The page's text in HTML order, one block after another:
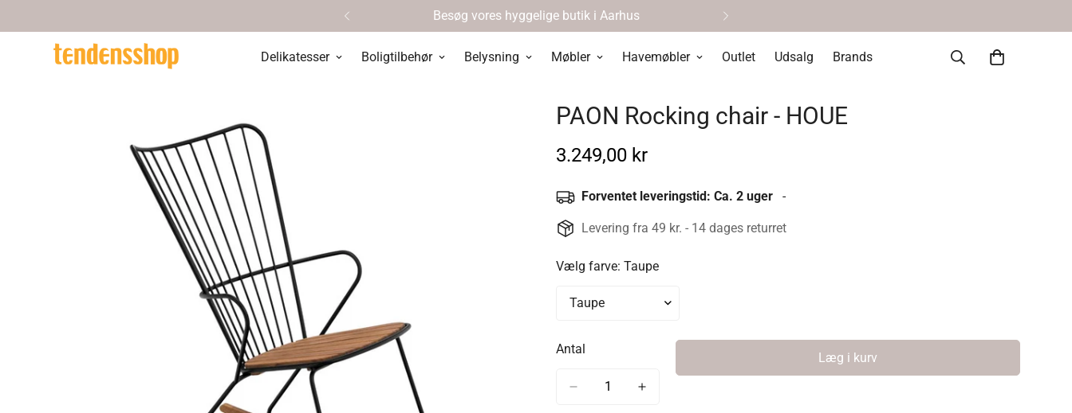
Besøg vores hyggelige butik i Aarhus
Delikatesser Boligtilbehør Belysning Møbler Havemøbler Outlet Udsalg Brands
PAON Rocking chair - HOUE
Normal
3.249,00 kr
Forventet leveringstid: Ca. 2 uger -
Levering fra 49 kr. - 14 dages returret
Vælg farve: Taupe
Antal
Læg i kurv